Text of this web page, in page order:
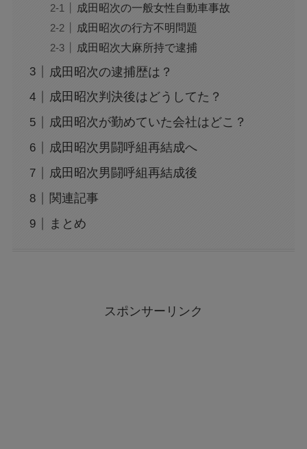
成田昭次の一般女性自動車事故
成田昭次の行方不明問題
成田昭次大麻所持で逮捕
成田昭次の逮捕歴は？
成田昭次判決後はどうしてた？
成田昭次が勤めていた会社はどこ？
成田昭次男闘呼組再結成へ
成田昭次男闘呼組再結成後
関連記事
まとめ
スポンサーリンク